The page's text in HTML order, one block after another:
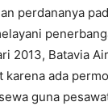
perdananya
2013, Batavia
karena ada
guna